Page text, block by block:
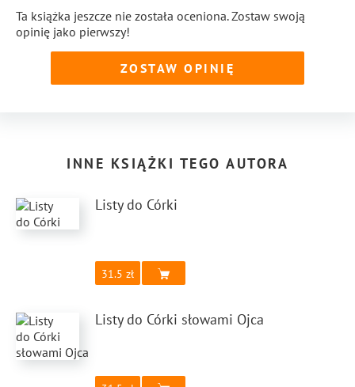
Ta książka jeszcze nie została oceniona. Zostaw swoją
opinię jako pierwszy!
ZOSTAW OPINIĘ
INNE KSIĄŻKI TEGO AUTORA
Listy do Córki
31.5
Listy do Córki słowami Ojca